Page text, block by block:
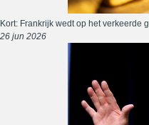
Kort: Frankrijk wedt op het verkeerde
26 jun 2026